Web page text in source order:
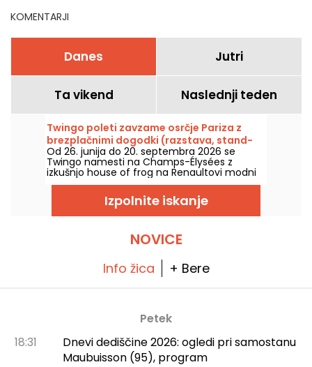
KOMENTARJI
Danes Jutri
Ta vikend Naslednji teden
Twingo poleti zavzame osrčje Pariza z
brezplačnimi dogodki (razstava, stand-
up, DJ-seti...)
Od 26. junija do 20. septembra 2026 se
Twingo namesti na Champs-Élysées z
izkušnjo house of frog na Renaultovi modni
reviji. Na programu: potopna razstava,
stand-up nastopi, DJ-seti, pogovori, ne
pozabite na druge aktivnosti in animacije.
Vstop je prost in brezplačen, z dostopom do
Izpolnite iskanje
NOVICE
Info žica + Bere
Petek
18:31
Dnevi dediščine 2026: ogledi pri samostanu
Maubuisson (95), program